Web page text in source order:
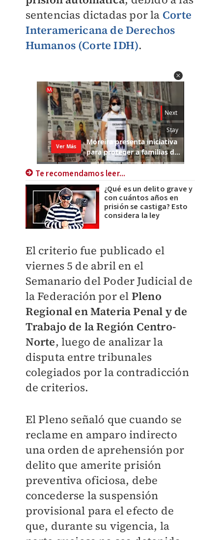
sentencias dictadas por la Corte
Interamericana de Derechos
Humanos (Corte IDH).
Te recomendamos leer...
¿Qué es un delito grave y
con cuántos años en
prisión se castiga? Esto
considera la ley
El criterio fue publicado el
viernes 5 de abril en el
Semanario del Poder Judicial de
la Federación por el Pleno
Regional en Materia Penal y de
Trabajo de la Región Centro-
Norte, luego de analizar la
disputa entre tribunales
colegiados por la contradicción
de criterios.
El Pleno señaló que cuando se
reclame en amparo indirecto
una orden de aprehensión por
delito que amerite prisión
preventiva oficiosa, debe
concederse la suspensión
provisional para el efecto de
que, durante su vigencia, la